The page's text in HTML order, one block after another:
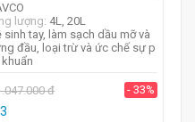
lượng: 4L, 20L
sinh tay, làm sạch dầu mỡ và
đầu, loại trừ và ức chế sự p
đ - 33%
3